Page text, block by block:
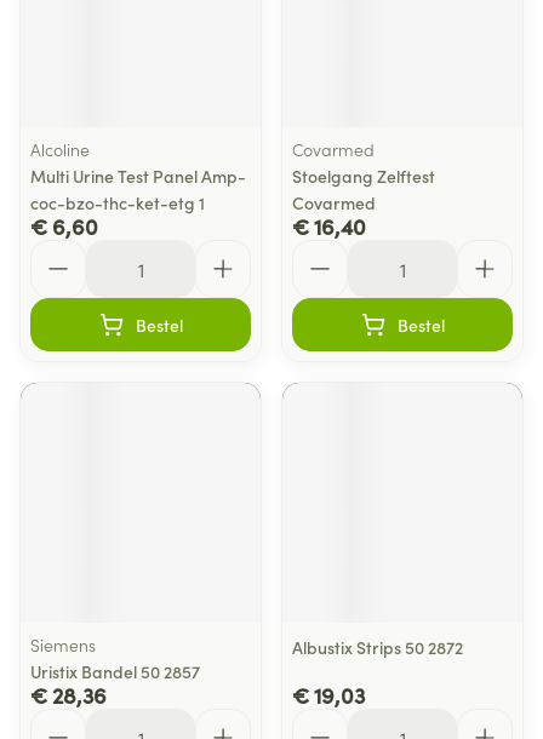
Alcoline
Multi Urine Test Panel Amp-
coc-bzo-thc-ket-etg 1
€ 6,60
Bestel
Covarmed
Stoelgang Zelftest
Covarmed
€ 16,40
Bestel
Siemens
Uristix Bandel 50 2857
€ 28,36
Albustix Strips 50 2872
€ 19,03